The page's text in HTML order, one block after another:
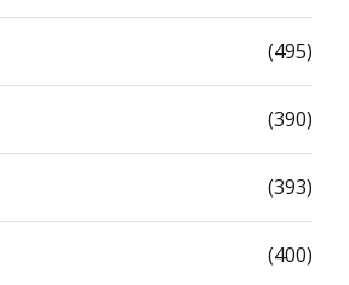
(495)
(390)
(393)
(400)